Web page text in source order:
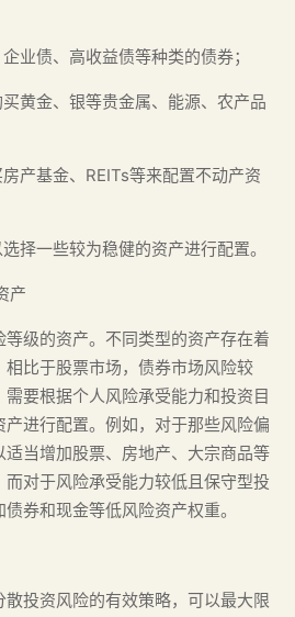
业债、高收益债等种类的债券；
黄金、银等贵金属、能源、农产品
产基金、REITs等来配置不动产资
择一些较为稳健的资产进行配置。
产
级的资产。不同类型的资产存在着
比于股票市场，债券市场风险较
要根据个人风险承受能力和投资目
进行配置。例如，对于那些风险偏
当增加股票、房地产、大宗商品等
对于风险承受能力较低且保守型投
券和现金等低风险资产权重。
投资风险的有效策略，可以最大限